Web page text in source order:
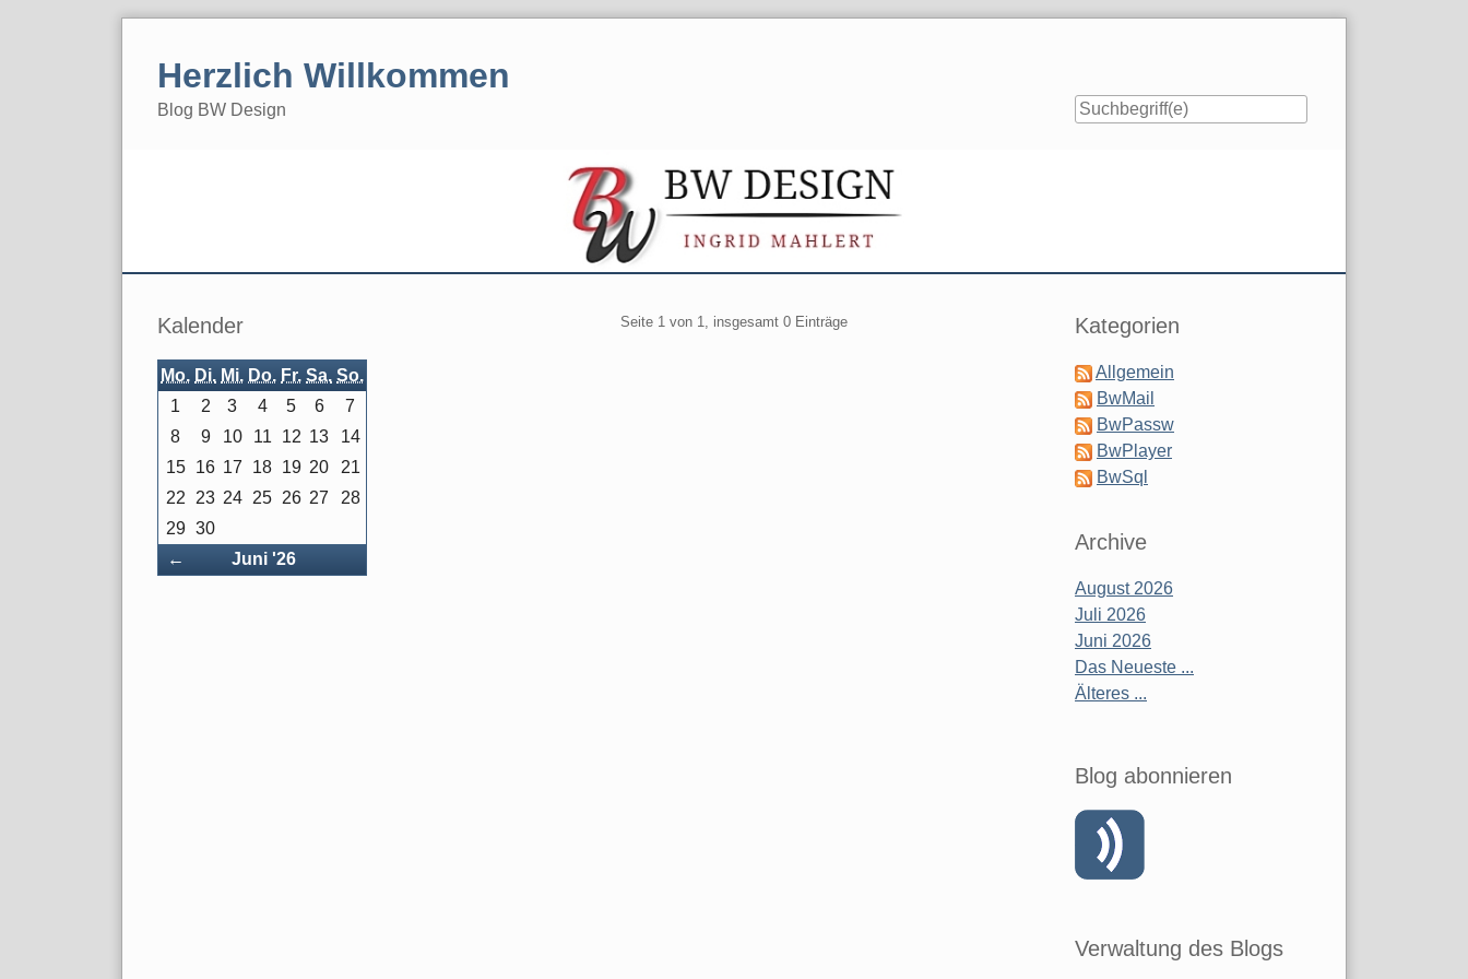
Herzlich Willkommen
Blog BW Design
Seite 1 von 1, insgesamt 0 Einträge
Seitenleiste
Kalender
Mo. Di. Mi. Do. Fr. Sa. So.
← ZurückJuni '26
1 2 3 4 5 6
7
8
9 10 11 12 13
14
15
16 17 18 19 20
21
22
23 24 25 26 27
28
29 30
Seitenleiste
Kategorien
Allgemein
BwMail
BwPassw
BwPlayer
BwSql
Archive
August 2026
Juli 2026
Juni 2026
Das Neueste ...
Älteres ...
Blog abonnieren
Verwaltung des Blogs